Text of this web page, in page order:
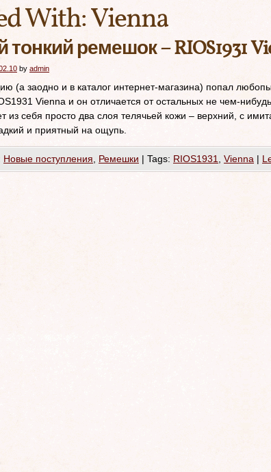
With:Vienna
ремешок – RIOS1931
by admin
(а заодно и в каталог интернет-магазина) попал
Vienna и он отличается от остальных не чем-
из себя просто два слоя телячьей кожи – верхний, с
и приятный на ощупь.
Новые поступления Ремешки | Tags: RIOS1931 Vienna |